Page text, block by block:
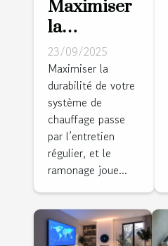
Maximiser
la
durabilité
de votre
système de
chauffage
grâce au
ramonage
23/09/2025
Maximiser la
durabilité de votre
système de
chauffage passe
par l’entretien
régulier, et le
ramonage joue...